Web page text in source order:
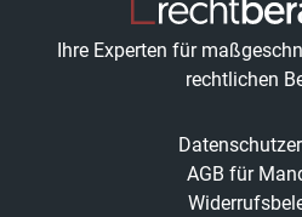
Ihre Experten für
rechtlichen
AGB für